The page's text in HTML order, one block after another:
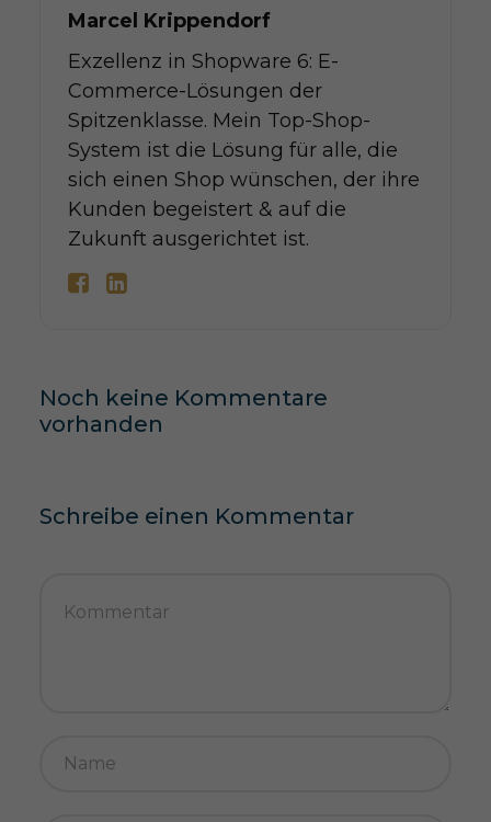
Marcel Krippendorf
Exzellenz in Shopware 6: E-
Commerce-Lösungen der
Spitzenklasse. Mein Top-Shop-
System ist die Lösung für alle, die
sich einen Shop wünschen, der ihre
Kunden begeistert & auf die
Zukunft ausgerichtet ist.
Noch keine Kommentare
vorhanden
Schreibe einen Kommentar